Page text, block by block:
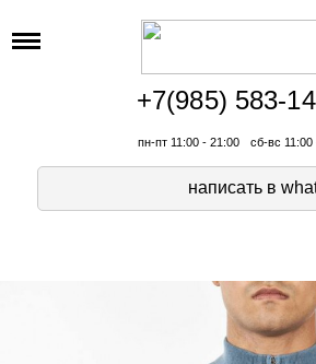
+7(985) 583-
пн-пт 11:00 - 21:00 сб-вс 11:00
написать в